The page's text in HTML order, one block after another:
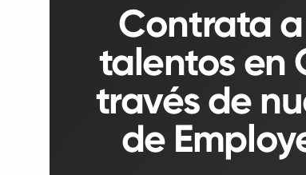
Contrata
talentos en
través de
de